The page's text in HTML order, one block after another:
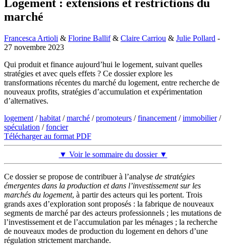
Logement : extensions et restrictions du
marché
Francesca Artioli & Florine Ballif& Claire Carriou & Julie Pollard -
27 novembre 2023
Qui produit et finance aujourd’hui le logement, suivant quelles
stratégies et avec quels effets ? Ce dossier explore les
transformations récentes du marché du logement, entre recherche de
nouveaux profits, stratégies d’accumulation et expérimentation
d’alternatives.
logement /habitat /marché /promoteurs /financement /immobilier/
spéculation /foncier
Télécharger au format PDF
▼ Voir le sommaire du dossier ▼
Ce dossier se propose de contribuer à l’analyse de stratégies
émergentes dans la production et dans l’investissement sur les
marchés du logement, à partir des acteurs qui les portent. Trois
grands axes d’exploration sont proposés : la fabrique de nouveaux
segments de marché par des acteurs professionnels ; les mutations de
l’investissement et de l’accumulation par les ménages ; la recherche
de nouveaux modes de production du logement en dehors d’une
régulation strictement marchande.